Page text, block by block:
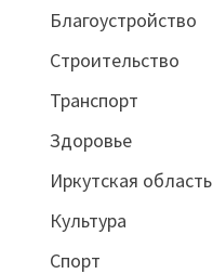
Благоустройство
Строительство
Транспорт
Здоровье
Иркутская область
Культура
Спорт